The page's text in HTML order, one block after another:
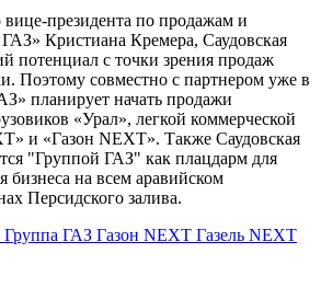
президента по продажам и
Кристиана Кремера, Саудовская
потенциал с точки зрения продаж
Поэтому совместно с партнером уже в
планирует начать продажи
«Урал», легкой коммерческой
и «Газон NEXT». Также Саудовская
"Группой ГАЗ" как плацдарм для
бизнеса на всем аравийском
Персидского залива.
Группа ГАЗ Газон NEXT Газель NEXT